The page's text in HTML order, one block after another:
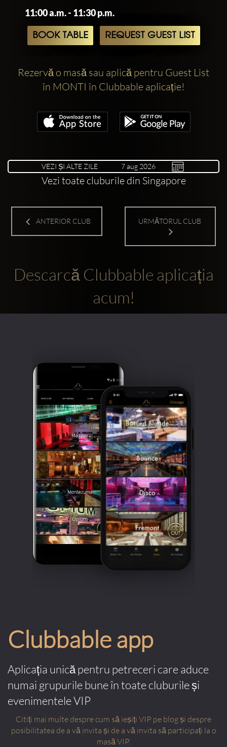
11:00 a.m. - 11:30 p.m.
BOOK TABLE REQUEST GUEST LIST
Rezervă o masă sau aplică pentru Guest List
în MONTI în Clubbable aplicație!
VEZI ȘI ALTE ZILE
Vezi toate cluburile din Singapore
ANTERIOR CLUB URMĂTORUL CLUB
Descarcă Clubbable aplicația
acum!
Clubbable app
Aplicația unică pentru petreceri care aduce
numai grupurile bune în toate cluburile și
evenimentele VIP
Citiți mai multe despre cum să ieșiți VIP pe blog și despre
posibilitatea de a vă invita și de a vă invita să participați la o
masă VIP.